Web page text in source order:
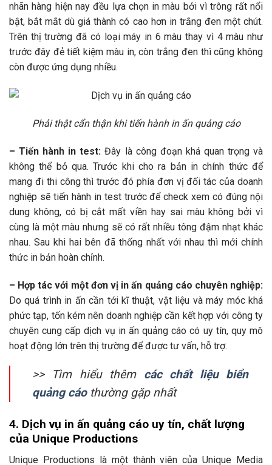
nhãn hàng hiện nay đều lựa chọn in màu bởi vì trông rất nổi
bật, bắt mắt dù giá thành có cao hơn in trắng đen một chút.
Trên thị trường đã có loại máy in 6 màu thay vì 4 màu như
trước đây đẻ tiết kiệm màu in, còn trắng đen thì cũng không
còn được ứng dụng nhiều.
Phải thật cẩn thận khi tiến hành in ấn quảng cáo
– Tiến hành in test: Đây là công đoạn khá quan trọng và
không thể bỏ qua. Trước khi cho ra bản in chính thức để
mang đi thi công thì trước đó phía đơn vị đối tác của doanh
nghiệp sẽ tiến hành in test trước để check xem có đúng nội
dung không, có bị cắt mất viền hay sai màu không bởi vì
cùng là một màu nhưng sẽ có rất nhiều tông đậm nhạt khác
nhau. Sau khi hai bên đã thống nhất với nhau thì mới chính
thức in bản hoàn chỉnh.
– Hợp tác với một đơn vị in ấn quảng cáo chuyên nghiệp:
Do quá trình in ấn cần tới kĩ thuật, vật liệu và máy móc khá
phức tạp, tốn kém nên doanh nghiệp cần kết hợp với công ty
chuyên cung cấp dịch vụ in ấn quảng cáo có uy tín, quy mô
hoạt động lớn trên thị trường để được tư vấn, hỗ trợ.
>> Tìm hiểu thêm các chất liệu biển
quảng cáothường gặp nhất
4. Dịch vụ in ấn quảng cáo uy tín, chất lượng
của Unique Productions
Unique Productions là một thành viên của Unique Media